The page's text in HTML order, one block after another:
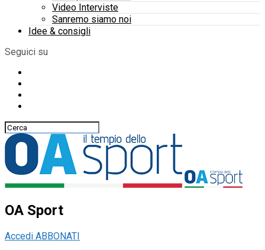
Video Interviste
Sanremo siamo noi
Idee & consigli
Seguici su
OA Sport
Accedi ABBONATI